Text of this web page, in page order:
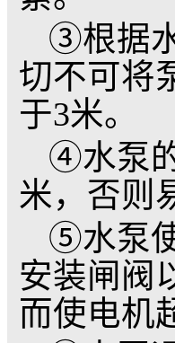
3. 井用
①潜水
②扬程
绳或其
装在井
③扬程
用卡箍